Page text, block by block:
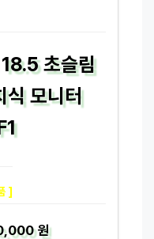
초슬림
식 모니터
]
원